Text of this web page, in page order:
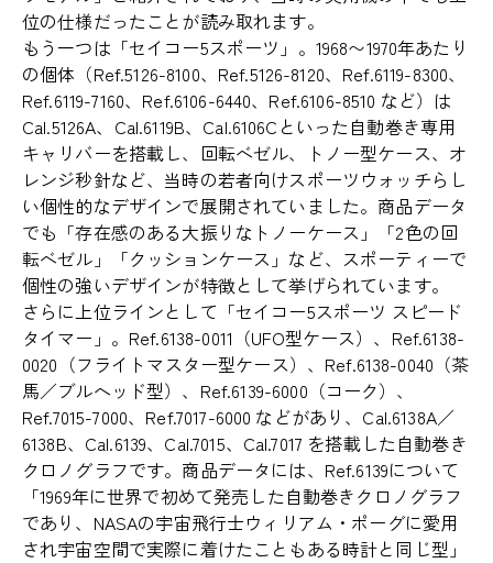
位の仕様だったことが読み取れます。
もう一つは「セイコー5スポーツ」。1968〜1970年あたり
の個体（Ref.5126-8100、Ref.5126-8120、Ref.6119-8300、
Ref.6119-7160、Ref.6106-6440、Ref.6106-8510 など）は
Cal.5126A、Cal.6119B、Cal.6106Cといった自動巻き専用
キャリバーを搭載し、回転ベゼル、トノー型ケース、オ
レンジ秒針など、当時の若者向けスポーツウォッチらし
い個性的なデザインで展開されていました。商品データ
でも「存在感のある大振りなトノーケース」「2色の回
転ベゼル」「クッションケース」など、スポーティーで
個性の強いデザインが特徴として挙げられています。
さらに上位ラインとして「セイコー5スポーツ スピード
タイマー」。Ref.6138-0011（UFO型ケース）、Ref.6138-
0020（フライトマスター型ケース）、Ref.6138-0040（茶
馬／ブルヘッド型）、Ref.6139-6000（コーク）、
Ref.7015-7000、Ref.7017-6000 などがあり、Cal.6138A／
6138B、Cal.6139、Cal.7015、Cal.7017 を搭載した自動巻き
クロノグラフです。商品データには、Ref.6139について
「1969年に世界で初めて発売した自動巻きクロノグラフ
であり、NASAの宇宙飛行士ウィリアム・ポーグに愛用
され宇宙空間で実際に着けたこともある時計と同じ型」